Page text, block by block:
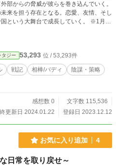
部からの脅威が彼らを巻き込んでいく。
来を担う存在となる。恋愛、友情、そし
う大舞台で成長していく。 ※1月中
タジー 53,293 位 / 53,293件
戦記 相棒/バディ
陰謀・策略
感想数 0
文字数 115,536
更新日 2024.01.22
登録日 2023.12.12
お気に入り追加 4
日常を取り戻せ～